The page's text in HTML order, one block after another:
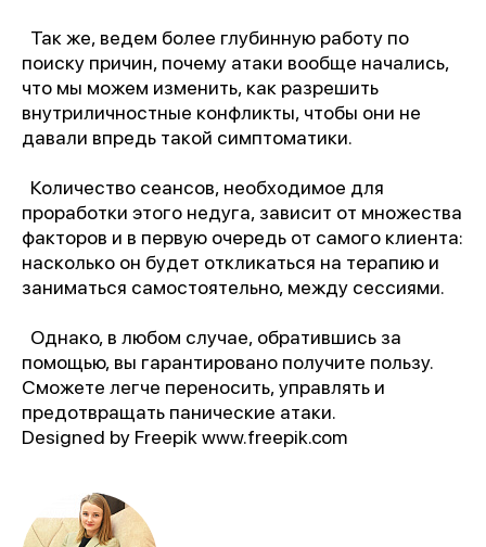
Так же, ведем более глубинную работу по
поиску причин, почему атаки вообще начались,
что мы можем изменить, как разрешить
внутриличностные конфликты, чтобы они не
давали впредь такой симптоматики.
Количество сеансов, необходимое для
проработки этого недуга, зависит от множества
факторов и в первую очередь от самого клиента:
насколько он будет откликаться на терапию и
заниматься самостоятельно, между сессиями.
Однако, в любом случае, обратившись за
помощью, вы гарантировано получите пользу.
Сможете легче переносить, управлять и
предотвращать панические атаки.
Designed by Freepik www.freepik.com